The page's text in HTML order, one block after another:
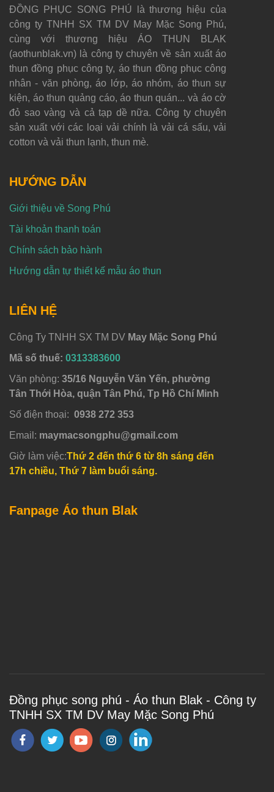
ĐỒNG PHỤC SONG PHÚ là thương hiệu của
công ty TNHH SX TM DV May Mặc Song Phú,
cùng với thương hiệu ÁO THUN BLAK
(aothunblak.vn) là công ty chuyên về sản xuất áo
thun đồng phục công ty, áo thun đồng phục công
nhân - văn phòng, áo lớp, áo nhóm, áo thun sự
kiện, áo thun quảng cáo, áo thun quán... và áo cờ
đỏ sao vàng và cả tạp dề nữa. Công ty chuyên
sản xuất với các loại vải chính là vải cá sấu, vải
cotton và vải thun lạnh, thun mè.
HƯỚNG DẪN
Giới thiệu về Song Phú
Tài khoản thanh toán
Chính sách bảo hành
Hướng dẫn tự thiết kế mẫu áo thun
LIÊN HỆ
Công Ty TNHH SX TM DV May Mặc Song Phú
Mã số thuế: 0313383600
Văn phòng: 35/16 Nguyễn Văn Yến, phường
Tân Thới Hòa, quận Tân Phú, Tp Hồ Chí Minh
Số điện thoại: 0938 272 353
Email: maymacsongphu@gmail.com
Giờ làm việc:Thứ 2 đến thứ 6 từ 8h sáng đến
17h chiều, Thứ 7 làm buổi sáng.
Fanpage Áo thun Blak
Đồng phục song phú - Áo thun Blak - Công ty
TNHH SX TM DV May Mặc Song Phú